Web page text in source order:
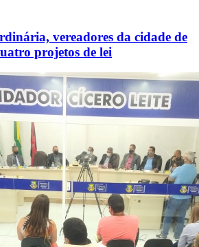
vereadores da cidade de
projetos de lei